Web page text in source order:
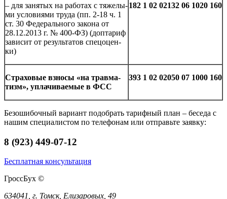
– для за­ня­тых на ра­бо­тах с тя­же­лы­
ми усло­ви­я­ми труда (пп. 2-18 ч. 1
ст. 30 Фе­де­раль­но­го за­ко­на от
28.12.2013 г. № 400-ФЗ) (до­пта­риф
за­ви­сит от ре­зуль­та­тов спе­цо­цен­
ки)
182 1 02 02132 06 1020 160
Стра­хо­вые взно­сы «на трав­ма­
тизм», упла­чи­ва­е­мые в ФСС
393 1 02 02050 07 1000 160
Безошибочный вариант подобрать тарифный план – беседа с
нашим специалистом по телефонам или отправьте заявку:
8 (923) 449-07-12
Бесплатная консультация
ГроссБух ©
634041, г. Томск, Елизаровых, 49